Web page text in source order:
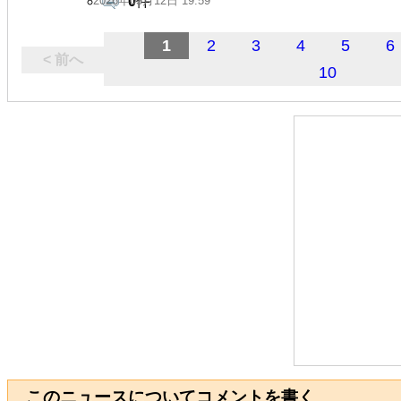
< 前へ
1 2 3 4 5 6
10
このニュースについてコメントを書く